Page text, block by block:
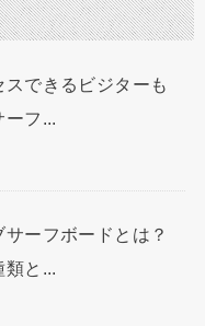
できるビジターも
ーフ...
ーフボードとは？
類と...